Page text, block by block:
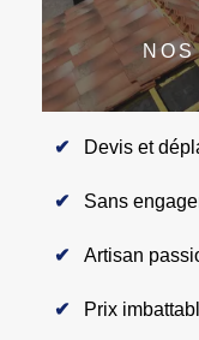
Devis et
Sans
Artisan
Prix